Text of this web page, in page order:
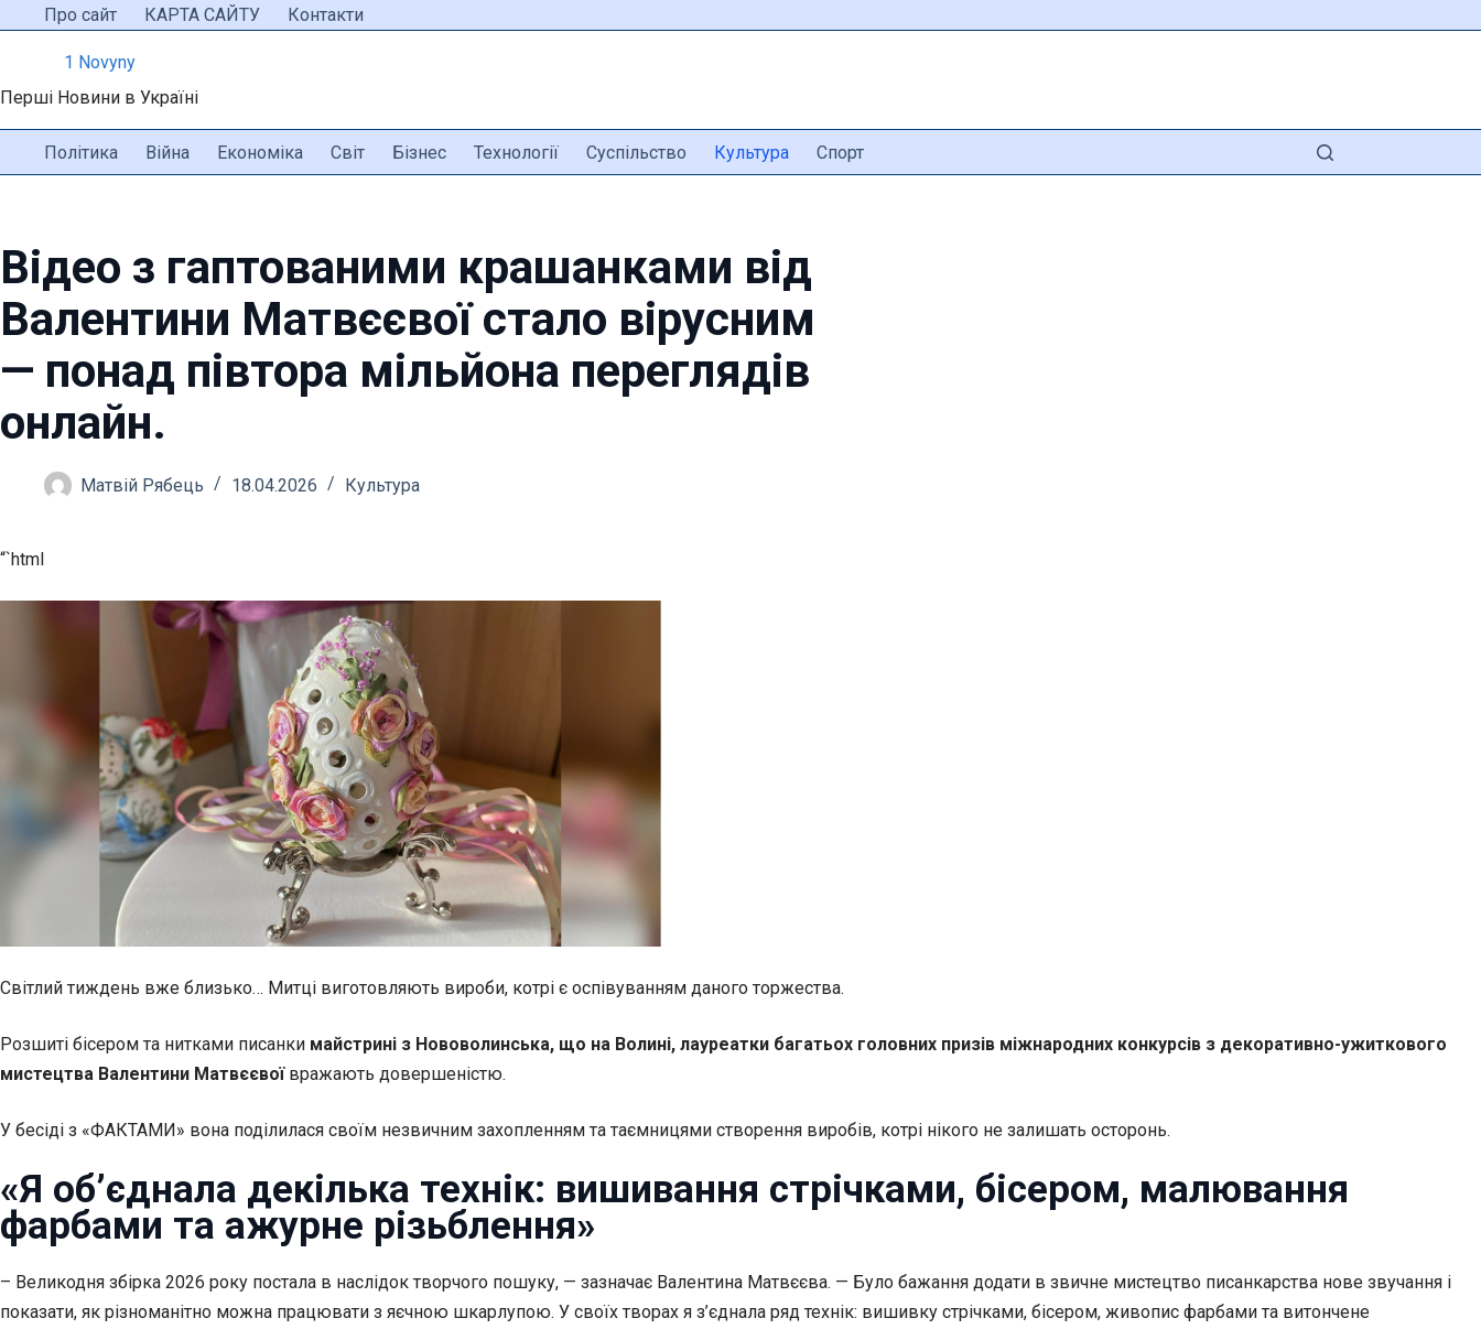
ПерейтиПро сайт КАРТА САЙТУ Контакти
1 Novyny
Перші Новини в Україні
Політика Війна Економіка Світ Бізнес Технології Суспільство Культура Спорт
Відео з гаптованими крашанками від
Валентини Матвєєвої стало вірусним
— понад півтора мільйона переглядів
онлайн.
Матвій Рябець 18.04.2026 Культура
“`html
Світлий тиждень вже близько… Митці виготовляють вироби, котрі є оспівуванням даного торжества.
Розшиті бісером та нитками писанки майстрині з Нововолинська, що на Волині, лауреатки багатьох головних призів міжнародних конкурсів з декоративно-ужиткового
мистецтва Валентини Матвєєвоївражають довершеністю.
У бесіді з «ФАКТАМИ» вона поділилася своїм незвичним захопленням та таємницями створення виробів, котрі нікого не залишать осторонь.
«Я об’єднала декілька технік: вишивання стрічками, бісером, малювання
фарбами та ажурне різьблення»
– Великодня збірка 2026 року постала в наслідок творчого пошуку, — зазначає Валентина Матвєєва. — Було бажання додати в звичне мистецтво писанкарства нове звучання і
показати, як різноманітно можна працювати з яєчною шкарлупою. У своїх творах я з’єднала ряд технік: вишивку стрічками, бісером, живопис фарбами та витончене